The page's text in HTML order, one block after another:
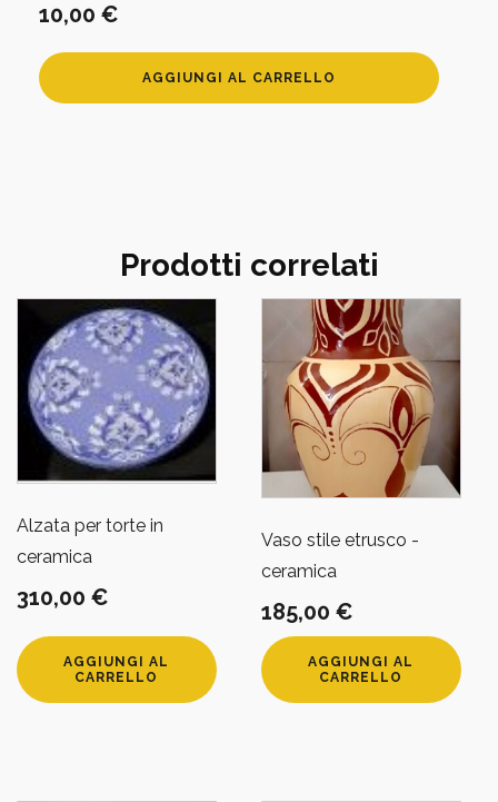
10,00 €
Marche
Viaggiando
AGGIUNGI AL CARRELLO
Prodotti correlati
Alzata per torte in
ceramica
310,00 €
AGGIUNGI AL
CARRELLO
Vaso stile etrusco -
ceramica
185,00 €
AGGIUNGI AL
CARRELLO